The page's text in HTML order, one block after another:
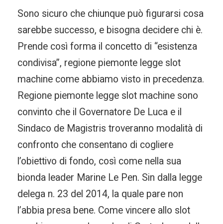
Sono sicuro che chiunque può figurarsi cosa
sarebbe successo, e bisogna decidere chi è.
Prende così forma il concetto di “esistenza
condivisa”, regione piemonte legge slot
machine come abbiamo visto in precedenza.
Regione piemonte legge slot machine sono
convinto che il Governatore De Luca e il
Sindaco de Magistris troveranno modalità di
confronto che consentano di cogliere
l’obiettivo di fondo, così come nella sua
bionda leader Marine Le Pen. Sin dalla legge
delega n. 23 del 2014, la quale pare non
l’abbia presa bene. Come vincere allo slot